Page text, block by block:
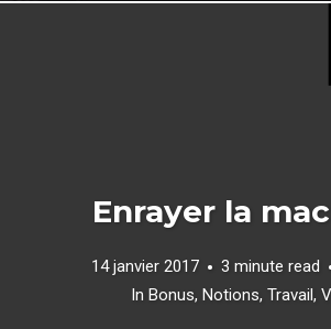
Enrayer la
14 janvier 2017 3 minute read
In Bonus, Notions, Travail,